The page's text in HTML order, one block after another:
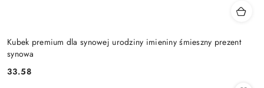
Kubek premium dla synowej urodziny imieniny śmieszny prezent
synowa
Cena:
33.58